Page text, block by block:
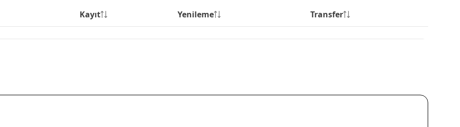
Kayıt Yenileme Transfer